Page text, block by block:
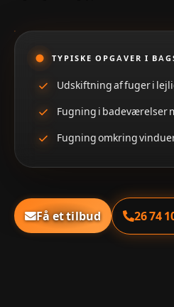
TYPISKE OPGAVER I
Udskiftning af fuger i
Fugning i badeværelser
Fugning omkring
Få et tilbud 26 74